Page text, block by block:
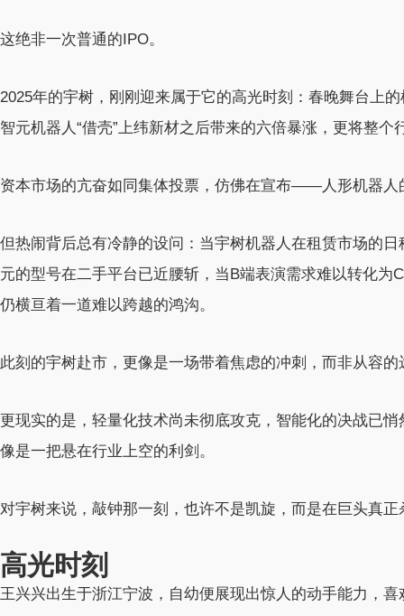
这绝非一次普通的IPO。
2025年的宇树，刚刚迎来属于它的高光时刻：春晚舞台上
智元机器人“借壳”上纬新材之后带来的六倍暴涨，更将整个
资本市场的亢奋如同集体投票，仿佛在宣布——人形机器人
但热闹背后总有冷静的设问：当宇树机器人在租赁市场的
元的型号在二手平台已近腰斩，当B端表演需求难以转化为
仍横亘着一道难以跨越的鸿沟。
此刻的宇树赴市，更像是一场带着焦虑的冲刺，而非从容的
更现实的是，轻量化技术尚未彻底攻克，智能化的决战已
像是一把悬在行业上空的利剑。
对宇树来说，敲钟那一刻，也许不是凯旋，而是在巨头真
高光时刻
王兴兴出生于浙江宁波，自幼便展现出惊人的动手能力，